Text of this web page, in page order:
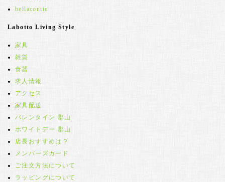
bellacontte
Labotto Living Style
家具
雑貨
食器
求人情報
アクセス
家具配送
バレンタイン 郡山
ホワイトデー 郡山
店長おすすめは？
メンバーズカード
ご注文方法について
ラッピングについて